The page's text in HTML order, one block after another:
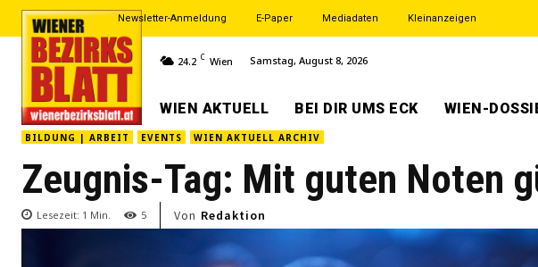
Newsletter-Anmeldung E-Paper Mediadaten Kleinanzeigen
24.2 C Wien Samstag, August 8, 2026
WIEN AKTUELL BEI DIR UMS ECK WIEN-
BILDUNG | ARBEIT EVENTS WIEN AKTUELL ARCHIV
Zeugnis-Tag: Mit guten Noten
Lesezeit: 1 Min. 5 Von Redaktion